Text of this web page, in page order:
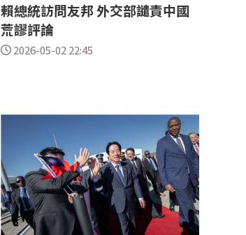
賴總統訪問友邦 外交部譴責中國
荒謬評論
2026-05-02 22:45